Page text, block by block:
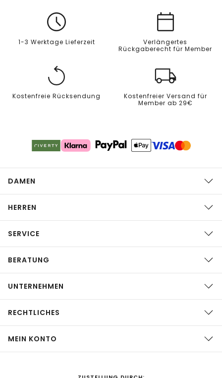
1-3 Werktage Lieferzeit
Verlängertes
Rückgaberecht für Member
Kostenfreie Rücksendung
Kostenfreier Versand für
Member ab 29€
DAMEN
HERREN
SERVICE
BERATUNG
UNTERNEHMEN
RECHTLICHES
MEIN KONTO